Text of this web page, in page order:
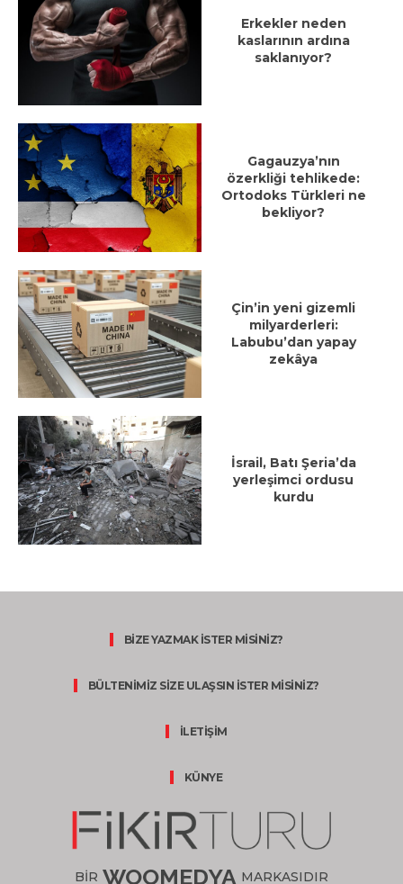
Erkekler neden
kaslarının ardına
saklanıyor?
Gagauzya’nın
özerkliği tehlikede:
Ortodoks Türkleri ne
bekliyor?
Çin’in yeni gizemli
milyarderleri:
Labubu’dan yapay
zekâya
İsrail, Batı Şeria’da
yerleşimci ordusu
kurdu
BİZE YAZMAK İSTER MİSİNİZ?
BÜLTENİMİZ SİZE ULAŞSIN İSTER MİSİNİZ?
İLETİŞİM
KÜNYE
BİR WOOMEDYA MARKASIDIR